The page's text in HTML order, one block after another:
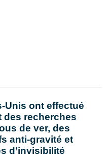
Unis ont effectué
des recherches
de ver, des
anti-gravité et
d’invisibilité